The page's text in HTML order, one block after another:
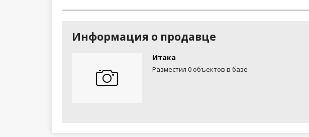
Информация о продавце
Итака
Разместил 0 объектов в базе